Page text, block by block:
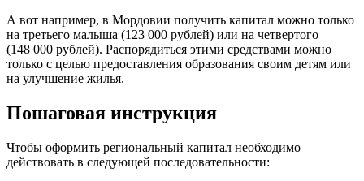
А вот например, в Мордовии получить капитал можно только
на третьего малыша (123 000 рублей) или на четвертого
(148 000 рублей). Распорядиться этими средствами можно
только с целью предоставления образования своим детям или
на улучшение жилья.
Пошаговая инструкция
Чтобы оформить региональный капитал необходимо
действовать в следующей последовательности: